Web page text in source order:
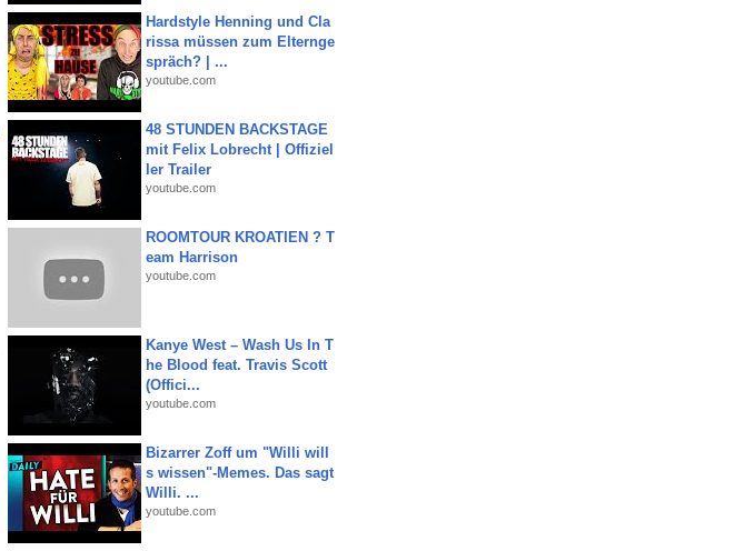
Hardstyle Henning und Cla
rissa müssen zum Elternge
spräch? | ...
youtube.com
48 STUNDEN BACKSTAGE
mit Felix Lobrecht | Offiziel
ler Trailer
youtube.com
ROOMTOUR KROATIEN ? T
eam Harrison
youtube.com
Kanye West – Wash Us In T
he Blood feat. Travis Scott
(Offici...
youtube.com
Bizarrer Zoff um "Willi will
s wissen"-Memes. Das sagt
Willi. ...
youtube.com